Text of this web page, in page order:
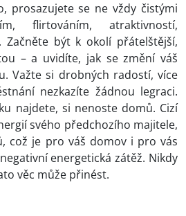
prosazujete se ne vždy čistými
flirtováním, atraktivností,
Začněte být k okolí přátelštější,
– a uvidíte, jak se změní váš
Važte si drobných radostí, více
nezkazíte žádnou legraci.
najdete, si nenoste domů. Cizí
svého předchozího majitele,
což je pro váš domov i pro vás
energetická zátěž. Nikdy
věc může přinést.